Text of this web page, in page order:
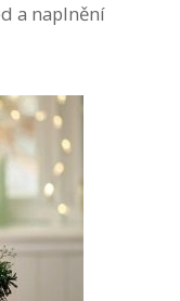
a naplnění